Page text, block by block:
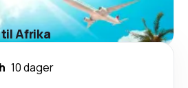
Afrika
10 dager